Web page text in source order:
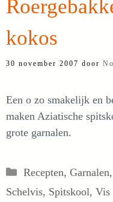
kokos
30 november 2007 door
Een o zo smakelijk en
maken Aziatische
grote garnalen.
Categorieën
Recepten, Garnalen,
Schelvis, Spitskool, Vis